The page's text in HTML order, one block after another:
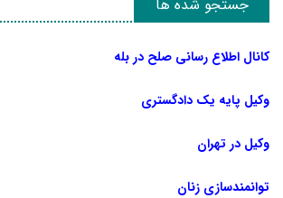
جستجو شده ها
کانال اطلاع رسانی صلح در بله
وکیل پایه یک دادگستری
وکیل در تهران
توانمندسازی زنان